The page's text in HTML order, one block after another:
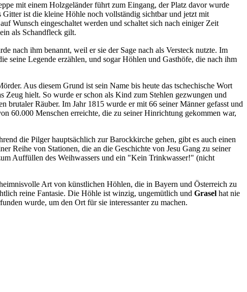
mit einem Holzgeländer führt zum Eingang, der Platz davor wurde
ist die kleine Höhle noch vollständig sichtbar und jetzt mit
Wunsch eingeschaltet werden und schaltet sich nach einiger Zeit
als Schandfleck gilt.
nach ihm benannt, weil er sie der Sage nach als Versteck nutzte. Im
seine Legende erzählen, und sogar Höhlen und Gasthöfe, die nach ihm
Aus diesem Grund ist sein Name bis heute das tschechische Wort
Zeug hielt. So wurde er schon als Kind zum Stehlen gezwungen und
brutaler Räuber. Im Jahr 1815 wurde er mit 66 seiner Männer gefasst und
60.000 Menschen erreichte, die zu seiner Hinrichtung gekommen war,
die Pilger hauptsächlich zur Barockkirche gehen, gibt es auch einen
Reihe von Stationen, die an die Geschichte von Jesu Gang zu seiner
Auffüllen des Weihwassers und ein "Kein Trinkwasser!" (nicht
Art von künstlichen Höhlen, die in Bayern und Österreich zu
reine Fantasie. Die Höhle ist winzig, ungemütlich und Grasel hat nie
wurde, um den Ort für sie interessanter zu machen.